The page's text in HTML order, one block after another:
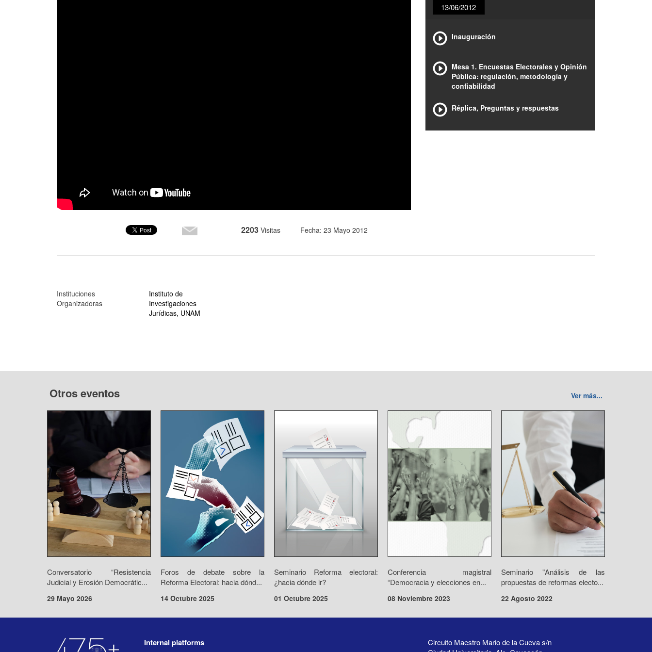
2203 Visitas Fecha: 23 Mayo 2012
13/06/2012
Inauguración
Mesa 1. Encuestas Electorales y Opinión
Pública: regulación, metodología y
confiabilidad
Réplica, Preguntas y respuestas
Instituciones
Organizadoras
Instituto de
Investigaciones
Jurídicas, UNAM
Otros eventos Ver más...
Conversatorio “Resistencia
Judicial y Erosión Democrátic...
29 Mayo 2026
Foros de debate sobre la
Reforma Electoral: hacia dónd...
14 Octubre 2025
Seminario Reforma electoral:
¿hacia dónde ir?
01 Octubre 2025
Conferencia magistral
“Democracia y elecciones en...
08 Noviembre 2023
Seminario "Análisis de las
propuestas de reformas electo...
22 Agosto 2022
Circuito Maestro Mario de la Cueva s/n
Internal platforms